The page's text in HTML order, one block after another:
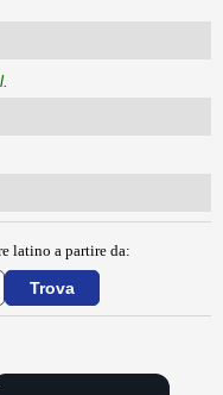
latino a partire da: